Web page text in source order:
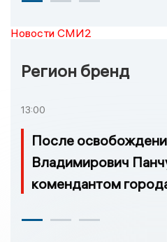
Новости СМИ2
Регион бренд
13:00
После
Владимирович
комендантом